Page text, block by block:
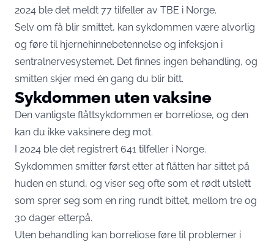
2024 ble det meldt 77 tilfeller av TBE i Norge.
Selv om få blir smittet, kan sykdommen være alvorlig
og føre til hjernehinnebetennelse og infeksjon i
sentralnervesystemet. Det finnes ingen behandling, og
smitten skjer med én gang du blir bitt.
Sykdommen uten vaksine
Den vanligste flåttsykdommen er borreliose, og den
kan du ikke vaksinere deg mot.
I 2024 ble det registrert 641 tilfeller i Norge.
Sykdommen smitter først etter at flåtten har sittet på
huden en stund, og viser seg ofte som et rødt utslett
som sprer seg som en ring rundt bittet, mellom tre og
30 dager etterpå.
Uten behandling kan borreliose føre til problemer i